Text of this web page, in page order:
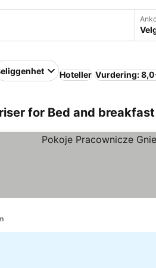
Hoteller Vurdering:
for Bed and breakfast